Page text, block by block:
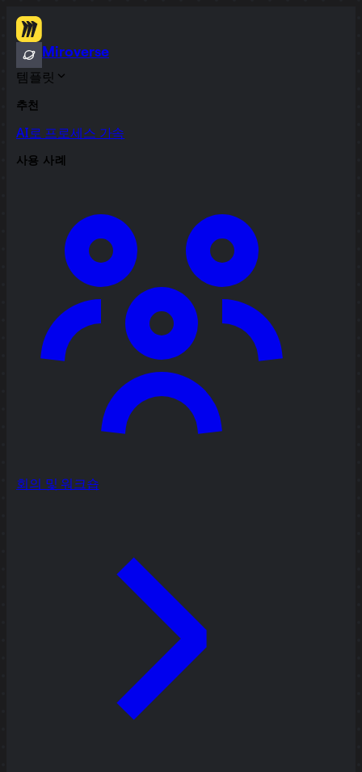
Miroverse
템플릿
추천
AI로 프로세스 가속
사용 사례
회의 및 워크숍